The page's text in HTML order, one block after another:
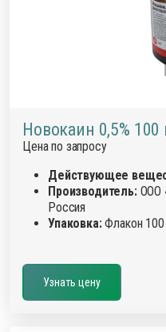
Новокаин 0,5% 100
Цена по запросу
Действующее
Производитель:ООО
Россия
Упаковка:Флакон
Узнать цену